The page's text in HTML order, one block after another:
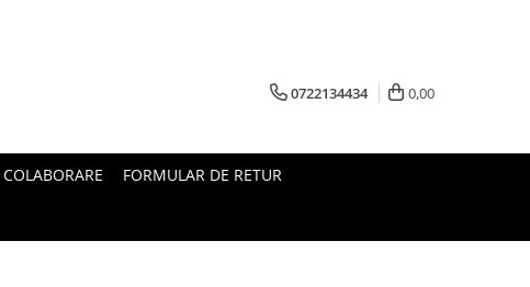
0722134434 0,00
COLABORARE FORMULAR DE RETUR